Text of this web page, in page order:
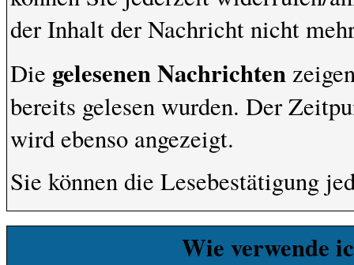
der Inhalt der Nachricht nicht
Die gelesenen Nachrichten
bereits gelesen wurden. Der
wird ebenso angezeigt.
Sie können die Lesebestätigung
Wie verwende